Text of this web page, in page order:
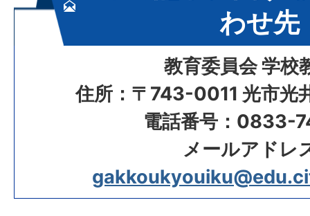
わせ先
教育委員会 学校
住所：〒743-0011 光市光
電話番号：0833-
メールアドレ